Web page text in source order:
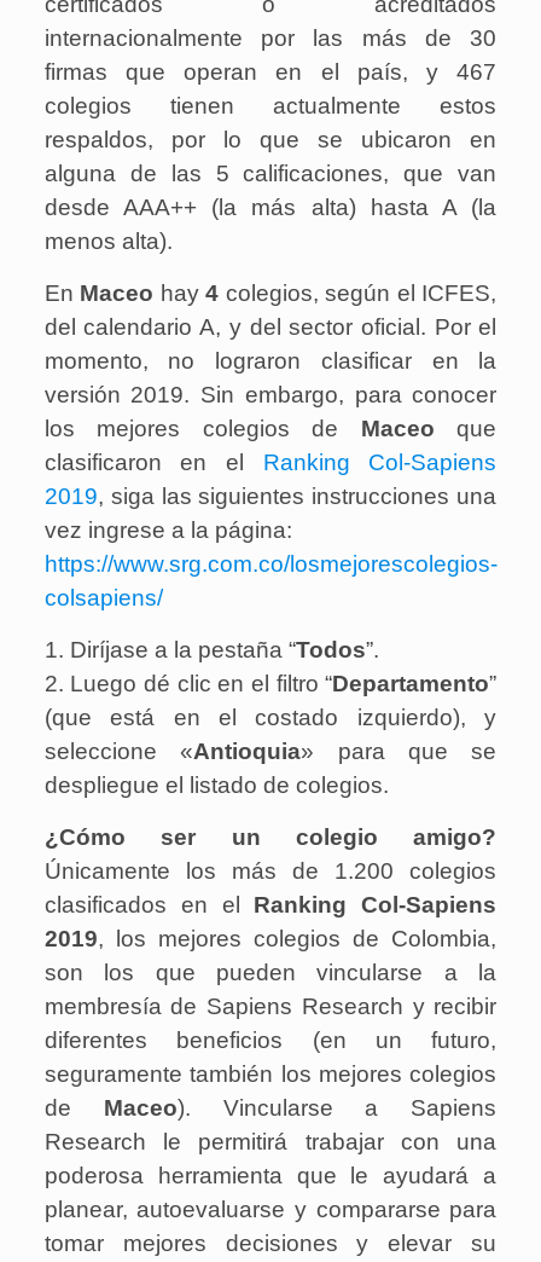
internacionalmente por las más de 30
firmas que operan en el país, y 467
colegios tienen actualmente estos
respaldos, por lo que se ubicaron en
alguna de las 5 calificaciones, que van
desde AAA++ (la más alta) hasta A (la
menos alta).
En Maceo hay4 colegios, según el ICFES,
del calendario A, y del sector oficial. Por el
momento, no lograron clasificar en la
versión 2019. Sin embargo, para conocer
los mejores colegios de Maceoque
clasificaron en el Ranking Col-Sapiens
2019, siga las siguientes instrucciones una
vez ingrese a la página:
https://www.srg.com.co/losmejorescolegios-
colsapiens/
1. Diríjase a la pestaña “Todos”.
2. Luego dé clic en el filtro “Departamento”
(que está en el costado izquierdo), y
seleccione «Antioquia» para que se
despliegue el listado de colegios.
¿Cómo ser un colegio amigo?
Únicamente los más de 1.200 colegios
clasificados en el Ranking Col-Sapiens
2019, los mejores colegios de Colombia,
son los que pueden vincularse a la
membresía de Sapiens Research y recibir
diferentes beneficios (en un futuro,
seguramente también los mejores colegios
de Maceo). Vincularse a Sapiens
Research le permitirá trabajar con una
poderosa herramienta que le ayudará a
planear, autoevaluarse y compararse para
tomar mejores decisiones y elevar su